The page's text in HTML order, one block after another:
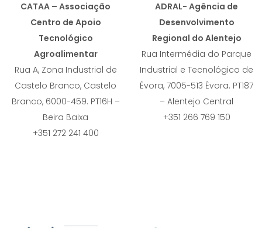
CATAA – Associação
Centro de Apoio
Tecnológico
Agroalimentar
Rua A, Zona Industrial de
Castelo Branco, Castelo
Branco, 6000-459. PT16H –
Beira Baixa
+351 272 241 400
ADRAL- Agência de
Desenvolvimento
Regional do Alentejo
Rua Intermédia do Parque
Industrial e Tecnológico de
Évora, 7005-513 Évora. PT187
– Alentejo Central
+351 266 769 150